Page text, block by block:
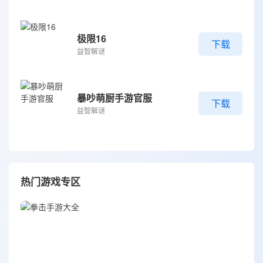
极限16
益智解谜
下载
暴吵萌厨手游官服
益智解谜
下载
热门游戏专区